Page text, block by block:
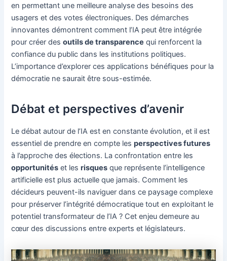
en permettant une meilleure analyse des besoins des
usagers et des votes électroniques. Des démarches
innovantes démontrent comment l’IA peut être intégrée
pour créer desoutils de transparence qui renforcent la
confiance du public dans les institutions politiques.
L’importance d’explorer ces applications bénéfiques pour la
démocratie ne saurait être sous-estimée.
Débat et perspectives d’avenir
Le débat autour de l’IA est en constante évolution, et il est
essentiel de prendre en compte lesperspectives futures
à l’approche des élections. La confrontation entre les
opportunités et lesrisques que représente l’intelligence
artificielle est plus actuelle que jamais. Comment les
décideurs peuvent-ils naviguer dans ce paysage complexe
pour préserver l’intégrité démocratique tout en exploitant le
potentiel transformateur de l’IA ? Cet enjeu demeure au
cœur des discussions entre experts et législateurs.